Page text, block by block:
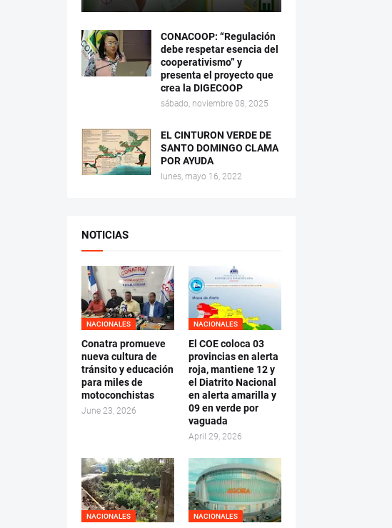
CONACOOP: “Regulación
debe respetar esencia del
cooperativismo” y
presenta el proyecto que
crea la DIGECOOP
sábado, noviembre 08, 2025
EL CINTURON VERDE DE
SANTO DOMINGO CLAMA
POR AYUDA
lunes, mayo 16, 2022
NOTICIAS
NACIONALES
Conatra promueve
nueva cultura de
tránsito y educación
para miles de
motoconchistas
June 23, 2026
NACIONALES
El COE coloca 03
provincias en alerta
roja, mantiene 12 y
el Diatrito Nacional
en alerta amarilla y
09 en verde por
vaguada
April 29, 2026
NACIONALES NACIONALES